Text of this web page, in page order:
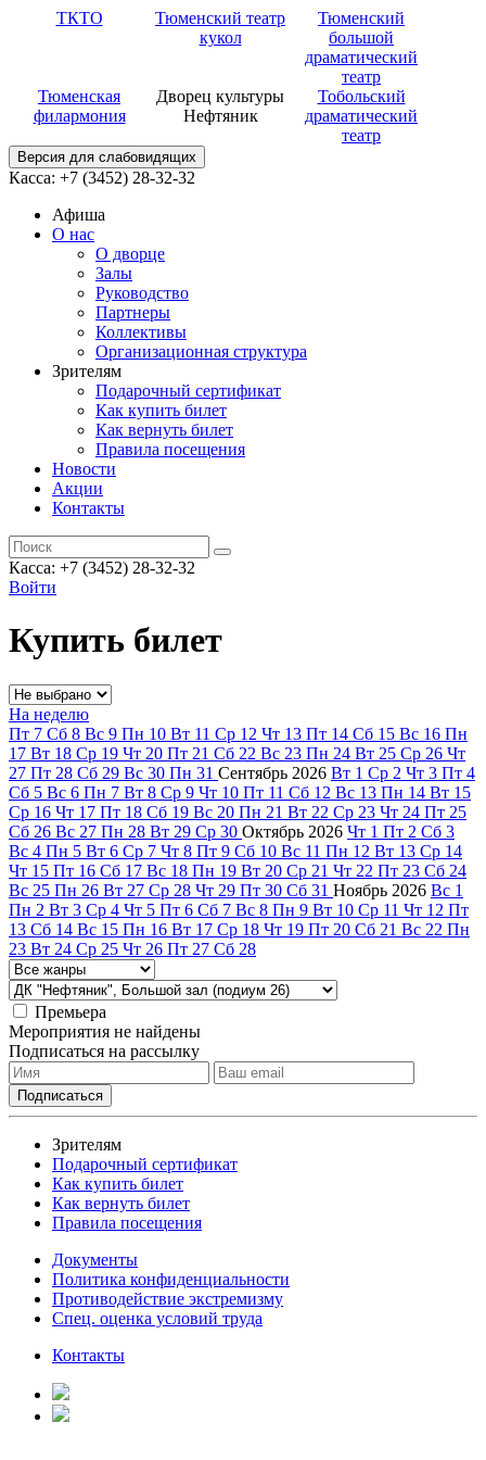
ТКТО
Тюменский театр
кукол
Тюменский
большой
драматический
театр
Тюменская
филармония
Дворец культуры
Нефтяник
Тобольский
драматический
театр
Версия для слабовидящих
Касса: +7 (3452) 28-32-32
Афиша
О нас
О дворце
Залы
Руководство
Партнеры
Коллективы
Организационная структура
Зрителям
Подарочный сертификат
Как купить билет
Как вернуть билет
Правила посещения
Новости
Акции
Контакты
Касса: +7 (3452) 28-32-32
Войти
Купить билет
На неделю
Пт 7 Сб 8 Вс 9 Пн 10 Вт 11 Ср 12 Чт 13 Пт 14 Сб 15 Вс 16 Пн
17 Вт 18 Ср 19 Чт 20 Пт 21 Сб 22 Вс 23 Пн 24 Вт 25 Ср 26 Чт
27 Пт 28 Сб 29 Вс 30 Пн 31 Сентябрь 2026 Вт 1 Ср 2 Чт 3 Пт 4
Сб 5 Вс 6 Пн 7 Вт 8 Ср 9 Чт 10 Пт 11 Сб 12 Вс 13 Пн 14 Вт 15
Ср 16 Чт 17 Пт 18 Сб 19 Вс 20 Пн 21 Вт 22 Ср 23 Чт 24 Пт 25
Сб 26 Вс 27 Пн 28 Вт 29 Ср 30 Октябрь 2026 Чт 1 Пт 2 Сб 3
Вс 4 Пн 5 Вт 6 Ср 7 Чт 8 Пт 9 Сб 10 Вс 11 Пн 12 Вт 13 Ср 14
Чт 15 Пт 16 Сб 17 Вс 18 Пн 19 Вт 20 Ср 21 Чт 22 Пт 23 Сб 24
Вс 25 Пн 26 Вт 27 Ср 28 Чт 29 Пт 30 Сб 31 Ноябрь 2026 Вс 1
Пн 2 Вт 3 Ср 4 Чт 5 Пт 6 Сб 7 Вс 8 Пн 9 Вт 10 Ср 11 Чт 12 Пт
13 Сб 14 Вс 15 Пн 16 Вт 17 Ср 18 Чт 19 Пт 20 Сб 21 Вс 22 Пн
23 Вт 24 Ср 25 Чт 26 Пт 27 Сб 28
Премьера
Мероприятия не найдены
Подписаться на рассылку
Зрителям
Подарочный сертификат
Как купить билет
Как вернуть билет
Правила посещения
Документы
Политика конфиденциальности
Противодействие экстремизму
Спец. оценка условий труда
Контакты